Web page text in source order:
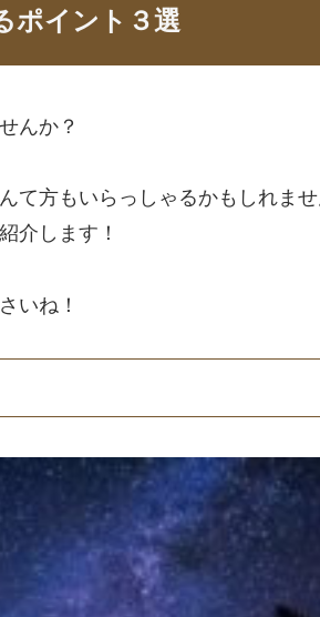
ポイント３選
んか？
て方もいらっしゃるかもしれま
介します！
いね！